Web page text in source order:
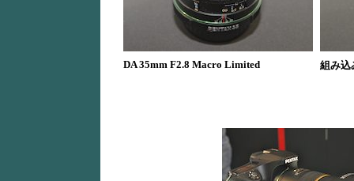
DA 35mm F2.8 Macro Limited 組み込